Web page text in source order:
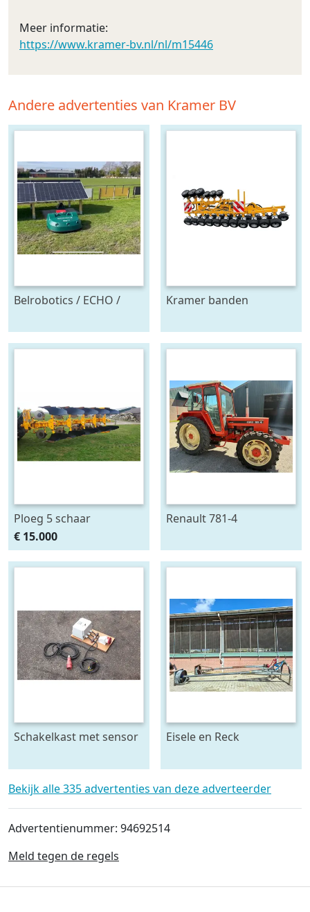
Meer informatie:
https://www.kramer-bv.nl/nl/m15446
Andere advertenties van Kramer BV
Belrobotics / ECHO /
leverancier
zonnepanelen accu
Kramer banden
Ploeg 5 schaar
RUMPTSTAD RPV 140 -
480V4 + 1
€ 15.000
Renault 781-4
Schakelkast met sensor
Eisele en Reck
kast 70 x 70 raam - beide
5 meter lang
Bekijk alle 335 advertenties van deze adverteerder
Advertentienummer: 94692514
Meld tegen de regels